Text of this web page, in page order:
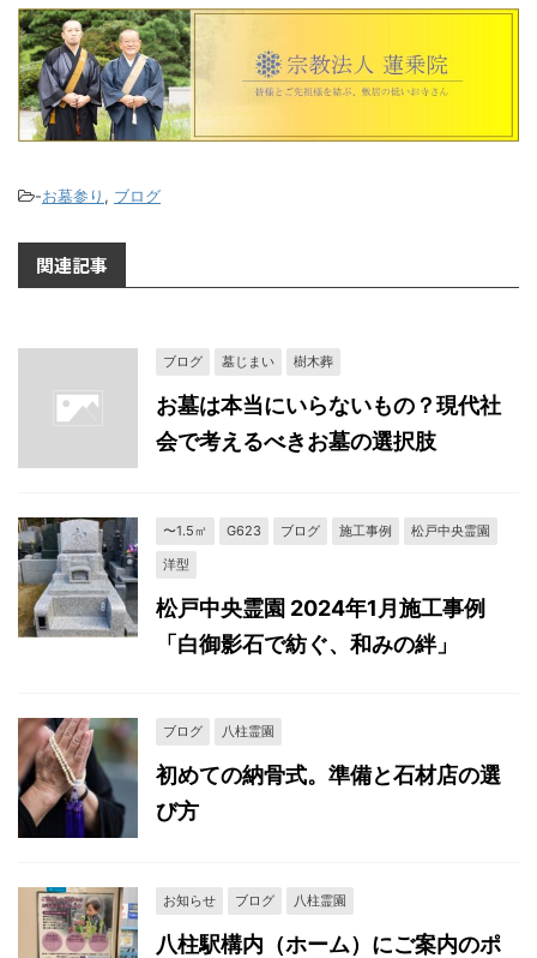
-お墓参り , ブログ
関連記事
ブログ 墓じまい 樹木葬
お墓は本当にいらないもの？現代社
会で考えるべきお墓の選択肢
〜1.5㎡ G623 ブログ 施工事例
松戸中央霊園
洋型
松戸中央霊園 2024年1月施工事例
「白御影石で紡ぐ、和みの絆」
ブログ 八柱霊園
初めての納骨式。準備と石材店の選
び方
お知らせ ブログ 八柱霊園
八柱駅構内（ホーム）にご案内のポ